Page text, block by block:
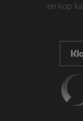
en kop